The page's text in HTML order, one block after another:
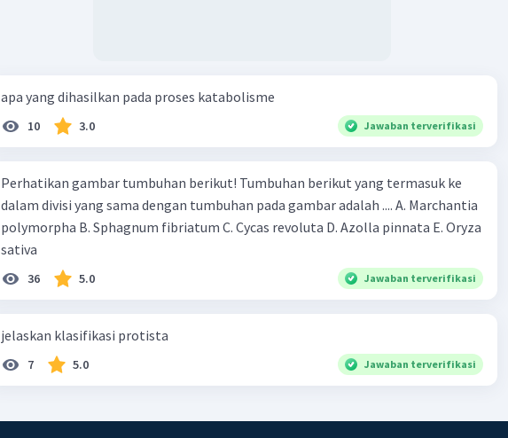
apa yang dihasilkan pada proses katabolisme
10 3.0 Jawaban terverifikasi
Perhatikan gambar tumbuhan berikut! Tumbuhan berikut yang termasuk ke
dalam divisi yang sama dengan tumbuhan pada gambar adalah .... A. Marchantia
polymorpha B. Sphagnum fibriatum C. Cycas revoluta D. Azolla pinnata E. Oryza
sativa
36 5.0 Jawaban terverifikasi
jelaskan klasifikasi protista
7 5.0 Jawaban terverifikasi